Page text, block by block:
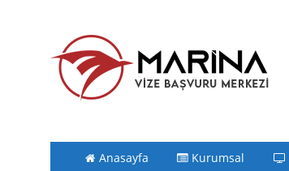
Anasayfa Kurumsal